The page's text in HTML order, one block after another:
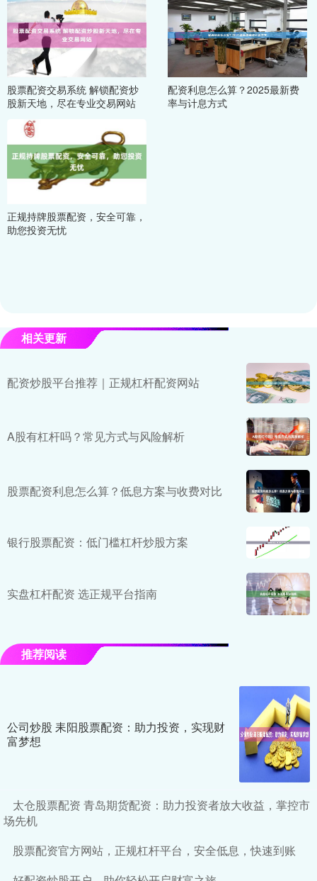
股票配资交易系统 解锁配资炒
股新天地，尽在专业交易网站
配资利息怎么算？2025最新费
率与计息方式
正规持牌股票配资，安全可靠，
助您投资无忧
相关更新
配资炒股平台推荐｜正规杠杆配资网站
A股有杠杆吗？常见方式与风险解析
股票配资利息怎么算？低息方案与收费对比
银行股票配资：低门槛杠杆炒股方案
实盘杠杆配资 选正规平台指南
推荐阅读
公司炒股 耒阳股票配资：助力投资，实现财
富梦想
太仓股票配资 青岛期货配资：助力投资者放大收益，掌控市
场先机
股票配资官方网站，正规杠杆平台，安全低息，快速到账